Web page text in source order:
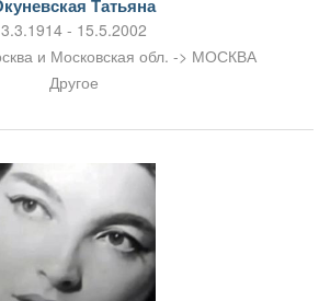
Татьяна
3.3.1914 - 15.5.2002
и Московская обл. -> МОСКВА
Другое